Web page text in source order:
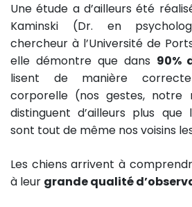
Une étude a d’ailleurs été
Kaminski (Dr. en
chercheur à l’Université de
elle démontre que dans 90%
lisent de manière
corporelle (nos gestes, notre
distinguent d’ailleurs plus que
sont tout de même nos voisins
Les chiens arrivent à
à leur grande qualité